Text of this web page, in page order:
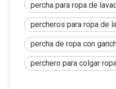
percha para ropa de
percheros para ropa de
percha de ropa con
perchero para colgar